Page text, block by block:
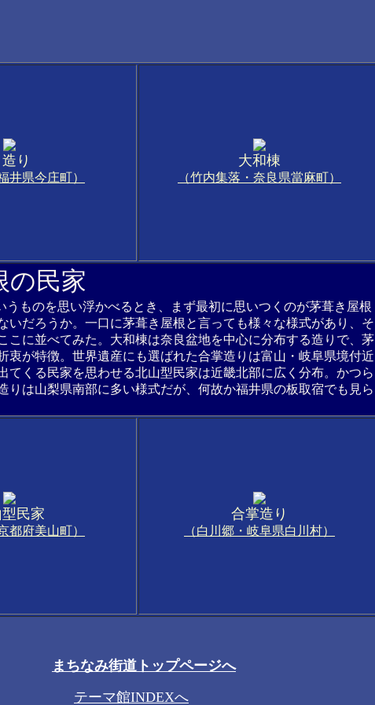
り
井県今庄町）
大和棟
（竹内集落・奈良県當麻町）
の民家
うものを思い浮かべるとき、まず最初に思いつくのが茅葺き屋根
いだろうか。一口に茅葺き屋根と言っても様々な様式があり、そ
こに並べてみた。大和棟は奈良盆地を中心に分布する造りで、茅
衷が特徴。世界遺産にも選ばれた合掌造りは富山・岐阜県境付近
てくる民家を思わせる北山型民家は近畿北部に広く分布。かつら
りは山梨県南部に多い様式だが、何故か福井県の板取宿でも見ら
民家
都府美山町）
合掌造り
（白川郷・岐阜県白川村）
まちなみ街道トップページへ
テーマ館INDEXへ